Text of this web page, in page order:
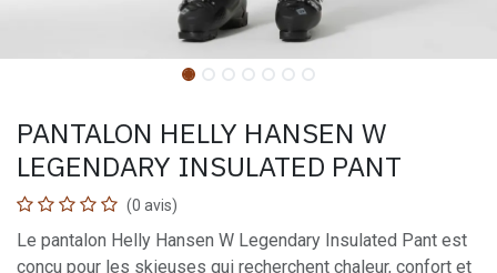
PANTALON HELLY HANSEN W
LEGENDARY INSULATED PANT
(0 avis)
Le pantalon Helly Hansen W Legendary Insulated Pant est
conçu pour les skieuses qui recherchent chaleur, confort et